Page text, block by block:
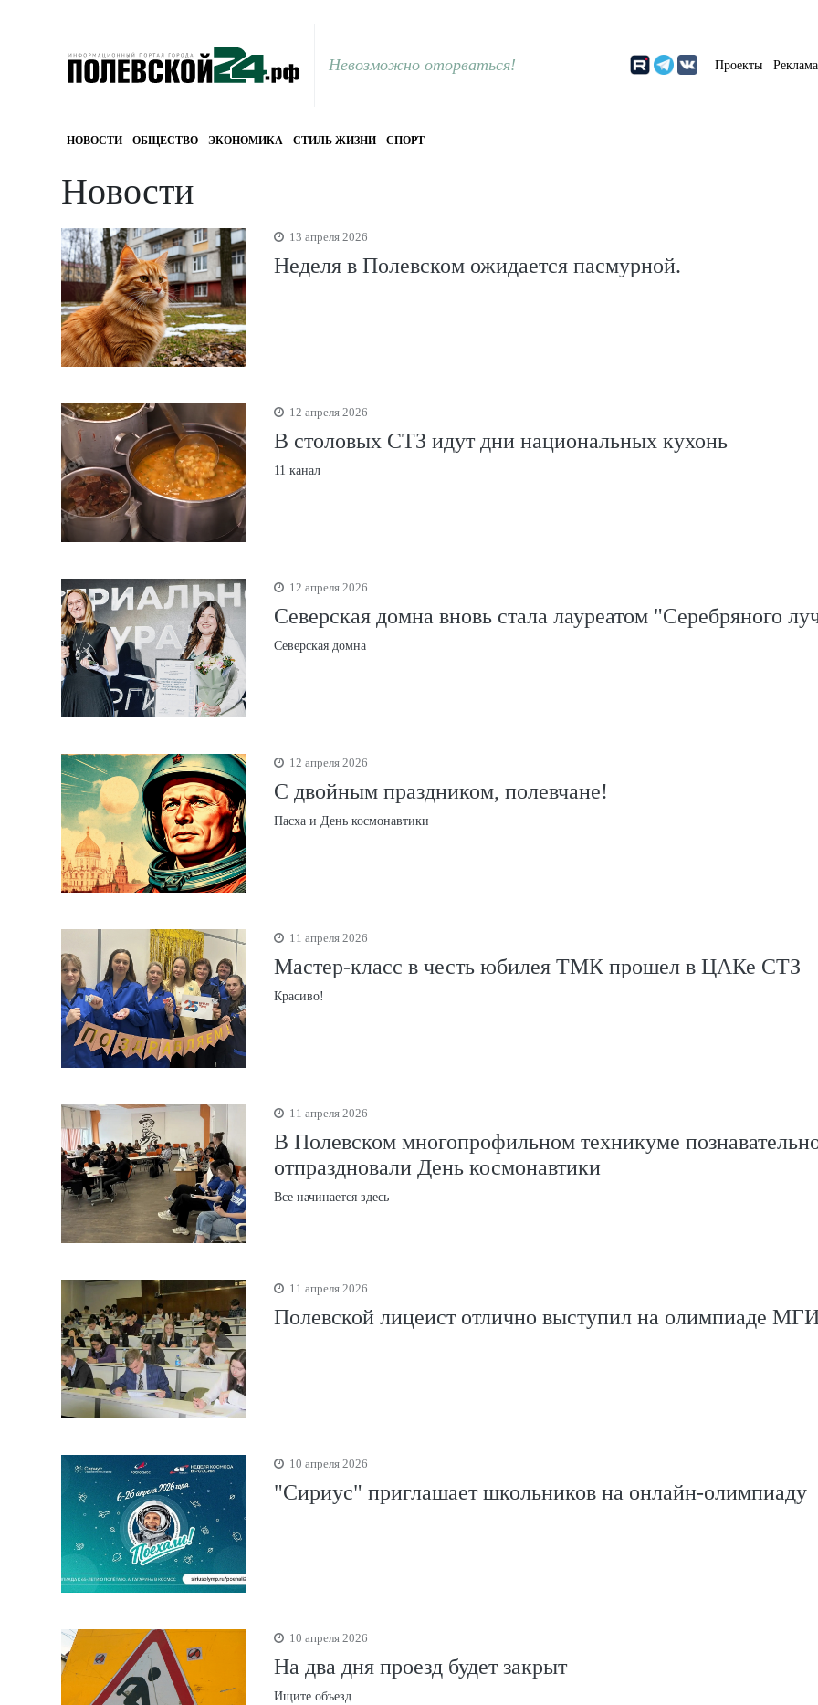
Невозможно оторваться! Проекты Реклама
НОВОСТИ ОБЩЕСТВО ЭКОНОМИКА СТИЛЬ ЖИЗНИ СПОРТ
Новости
13 апреля 2026
Неделя в Полевском ожидается пасмурной.
12 апреля 2026
В столовых СТЗ идут дни национальных кухонь
11 канал
12 апреля 2026
Северская домна вновь стала лауреатом "Серебряного
Северская домна
12 апреля 2026
С двойным праздником, полевчане!
Пасха и День космонавтики
11 апреля 2026
Мастер-класс в честь юбилея ТМК прошел в ЦАКе СТЗ
Красиво!
11 апреля 2026
В Полевском многопрофильном техникуме
отпраздновали День космонавтики
Все начинается здесь
11 апреля 2026
Полевской лицеист отлично выступил на олимпиаде
10 апреля 2026
"Сириус" приглашает школьников на онлайн-олимпиаду
10 апреля 2026
На два дня проезд будет закрыт
Ищите объезд